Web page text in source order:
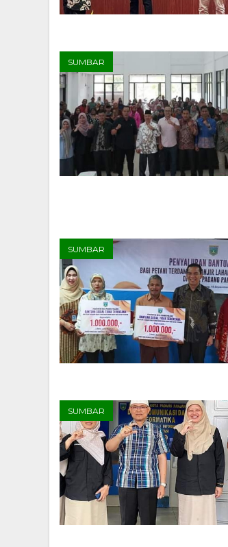
SUMBAR
SUMBAR
SUMBAR